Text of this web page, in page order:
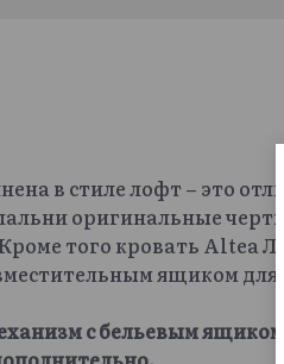
в стиле лофт – это
оригинальные
того кровать Altea
ящиком для
с бельевым ящиком